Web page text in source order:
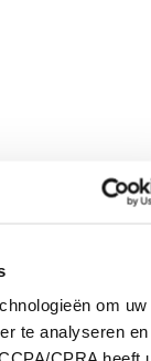
om uw
te analyseren en